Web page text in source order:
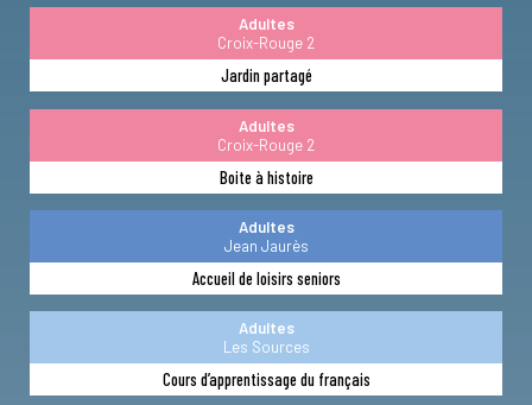
Adultes
Croix-Rouge 2
Jardin partagé
Adultes
Croix-Rouge 2
Boite à histoire
Adultes
Jean Jaurès
Accueil de loisirs seniors
Adultes
Les Sources
Cours d’apprentissage du français